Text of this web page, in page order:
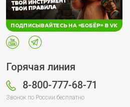
Горячая линия
8-800-777-68-71
Звонок по России бесплатно